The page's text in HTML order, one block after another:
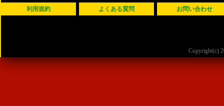
利用規約 よくある質問 お問い合わせ
Copyright(c)